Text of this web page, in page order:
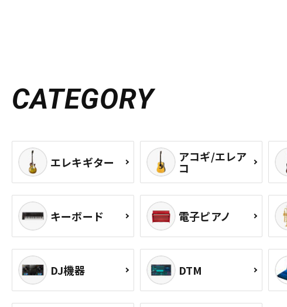
CATEGORY
エレキギター アコギ/エレア
コ
キーボード 電子ピアノ
DJ機器 DTM